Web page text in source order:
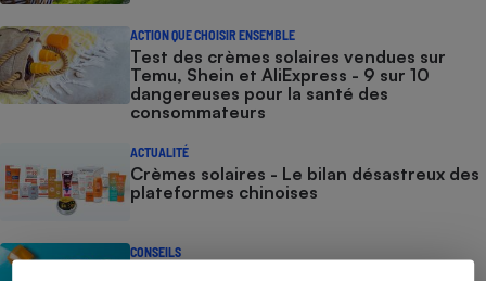
ACTION QUE CHOISIR ENSEMBLE
Test des crèmes solaires vendues sur
Temu, Shein et AliExpress - 9 sur 10
dangereuses pour la santé des
consommateurs
ACTUALITÉ
Crèmes solaires - Le bilan désastreux des
plateformes chinoises
CONSEILS